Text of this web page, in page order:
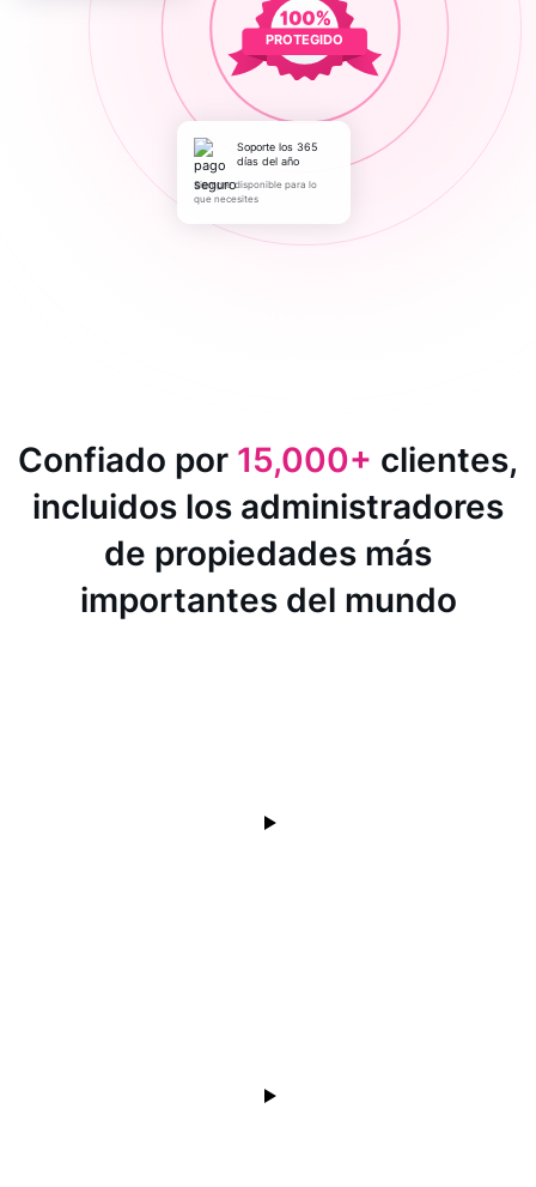
PROTEGIDO
Soporte los 365
días del año
Siempre disponible para lo
que necesites
Confiado por 15,000+ clientes,
incluidos los administradores
de propiedades más
importantes del mundo